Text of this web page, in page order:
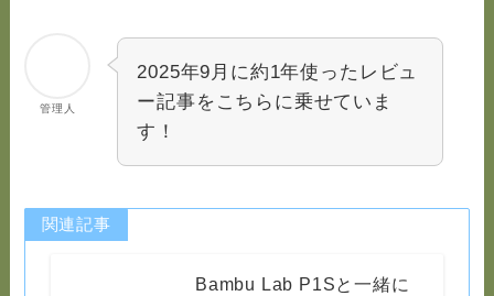
管理人
2025年9月に約1年使ったレビュ
ー記事をこちらに乗せていま
す！
関連記事
Bambu Lab P1Sと一緒に